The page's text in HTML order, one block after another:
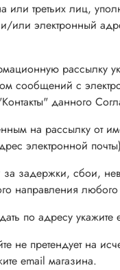
третьих лиц,
электронный
рассылку
сообщений с
данного
на рассылку от
электронной
за задержки, сбои,
направления
по адресу укажите
претендует на
email магазина.